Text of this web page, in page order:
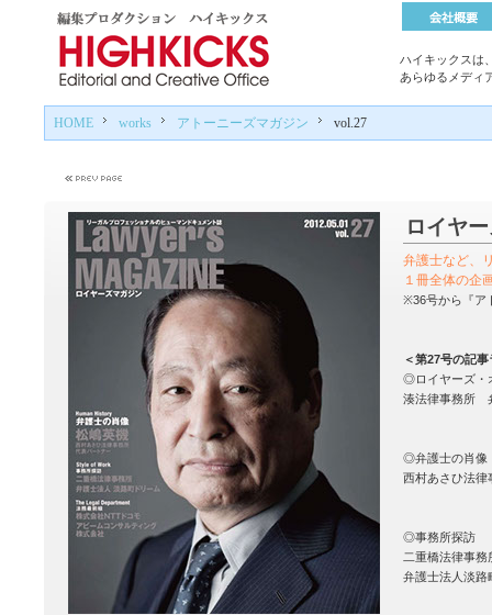
ハイキックスは
あらゆるメディ
HOME works アトーニーズマガジン vol.27
ロイヤ
弁護士など、
１冊全体の企
※36号から『ア
＜第27号の記
◎ロイヤーズ・
湊法律事務所
◎弁護士の肖像
西村あさひ法
◎事務所探訪
二重橋法律事務
弁護士法人淡路